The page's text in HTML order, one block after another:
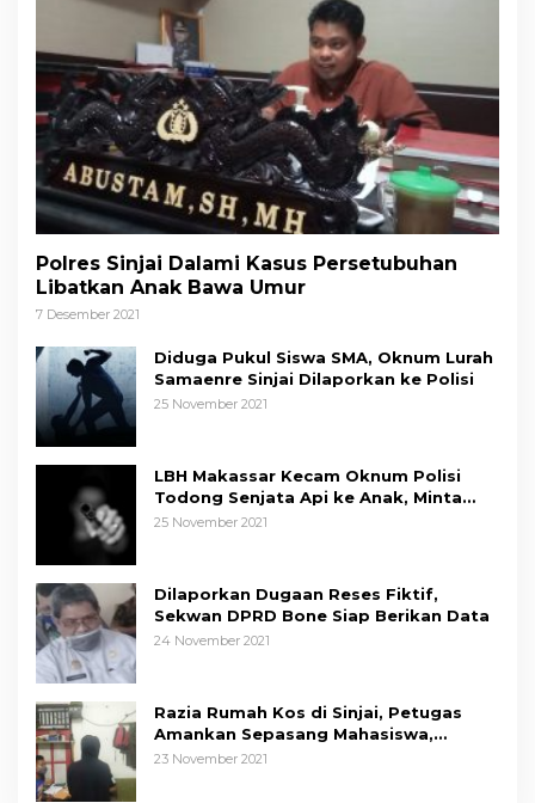
Polres Sinjai Dalami Kasus Persetubuhan
Libatkan Anak Bawa Umur
7 Desember 2021
Diduga Pukul Siswa SMA, Oknum Lurah
Samaenre Sinjai Dilaporkan ke Polisi
25 November 2021
LBH Makassar Kecam Oknum Polisi
Todong Senjata Api ke Anak, Minta
Kapolda Sulsel Tindak Tegas
25 November 2021
Dilaporkan Dugaan Reses Fiktif,
Sekwan DPRD Bone Siap Berikan Data
24 November 2021
Razia Rumah Kos di Sinjai, Petugas
Amankan Sepasang Mahasiswa,
Mengaku Berpacaran
23 November 2021